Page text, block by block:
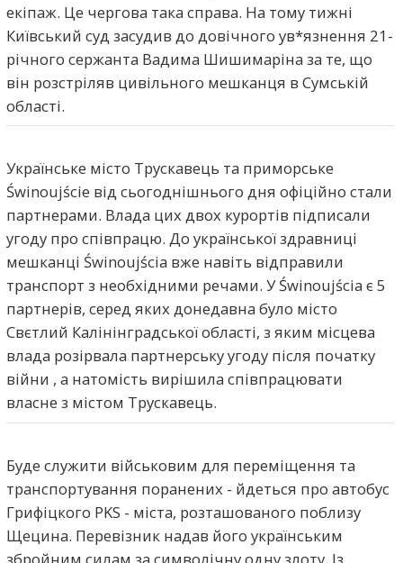
екіпаж. Це чергова така справа. На тому тижні
Київський суд засудив до довічного ув*язнення 21-
річного сержанта Вадима Шишимаріна за те, що
він розстріляв цивільного мешканця в Сумській
області.
Українське місто Трускавець та приморське
Świnoujście від сьогоднішнього дня офіційно стали
партнерами. Влада цих двох курортів підписали
угоду про співпрацю. До української здравниці
мешканці Świnoujściа вже навіть відправили
транспорт з необхідними речами. У Świnoujściа є 5
партнерів, серед яких донедавна було місто
Свєтлий Калінінградської області, з яким місцева
влада розірвала партнерську угоду після початку
війни , а натомість вирішила співпрацювати
власне з містом Трускавець.
Буде служити військовим для переміщення та
транспортування поранених - йдеться про автобус
Грифіцкого PKS - міста, розташованого поблизу
Щецина. Перевізник надав його українським